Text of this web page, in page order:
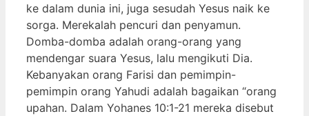
ke dalam dunia ini, juga sesudah Yesus naik ke
sorga. Merekalah pencuri dan penyamun.
Domba-domba adalah orang-orang yang
mendengar suara Yesus, lalu mengikuti Dia.
Kebanyakan orang Farisi dan pemimpin-
pemimpin orang Yahudi adalah bagaikan “orang
upahan. Dalam Yohanes 10:1-21 mereka disebut